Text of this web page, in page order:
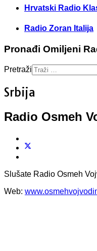
Hrvatski Radio
Radio Zoran Italija
Pronađi Omiljeni
Pretraži
Srbija
Radio Osmeh
Slušate Radio Osmeh
Web: